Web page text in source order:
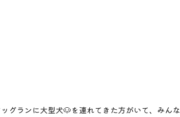
グランに大型犬🐶を連れてきた方がいて、みん